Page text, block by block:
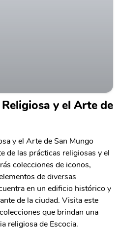
y el Arte de
y el Arte de San Mungo
de las prácticas religiosas y el
colecciones de iconos,
de diversas
en un edificio histórico y
de la ciudad. Visita este
que brindan una
religiosa de Escocia.